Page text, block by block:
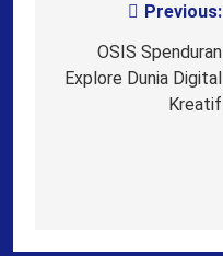
navigation
Previous:
OSIS Spenduran
Explore Dunia Digital
Kreatif